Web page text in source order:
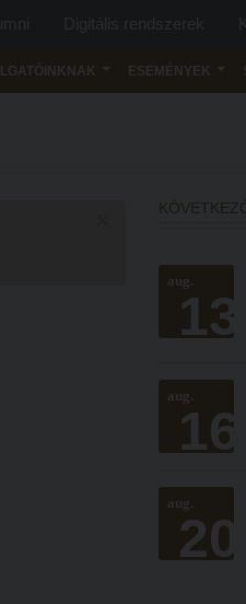
ESEMÉNYEK
aug.
13
aug.
16
aug.
20